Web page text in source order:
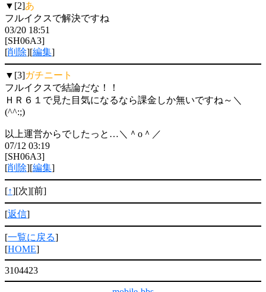
▼[2]あ
フルイクスで解決ですね
03/20 18:51
[SH06A3]
[削除][編集]
▼[3]ガチニート
フルイクスで結論だな！！
ＨＲ６１で見た目気になるなら課金しか無いですね～＼
(^^:;)
以上運営からでしたっと…＼＾o＾／
07/12 03:19
[SH06A3]
[削除][編集]
[↑][次][前]
[返信]
[一覧に戻る]
[HOME]
3104423